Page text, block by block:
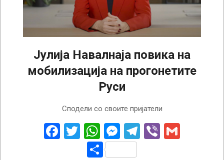
Јулија Навалнaja повика на
мобилизација на прогонетите
Руси
Сподели со своите пријатели
Facebook
TwitterWhatsApp
Messenger
Telegram
Viber
Share